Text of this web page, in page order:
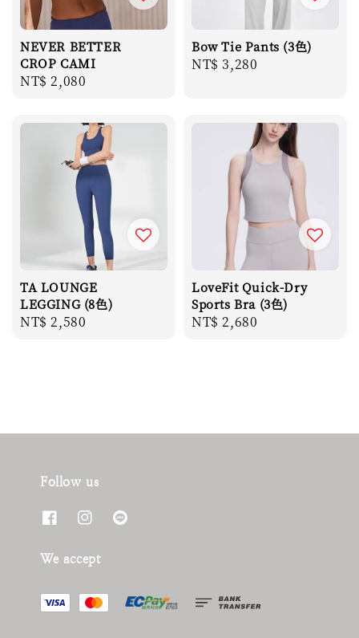
NEVER BETTER
CROP CAMI
Regular
NT$ 2,080
Bow Tie Pants (3色)
Regular
NT$ 3,280
TA LOUNGE
LEGGING (8色)
Regular
NT$ 2,580
LoveFit Quick-Dry
Sports Bra (3色)
Regular
NT$ 2,680
Follow us
We accept